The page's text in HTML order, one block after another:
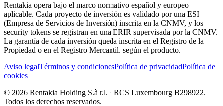
Rentakia opera bajo el marco normativo español y europeo
aplicable. Cada proyecto de inversión es validado por una ESI
(Empresa de Servicios de Inversión) inscrita en la CNMV, y los
security tokens se registran en una ERIR supervisada por la CNMV.
La garantía de cada inversión queda inscrita en el Registro de la
Propiedad o en el Registro Mercantil, según el producto.
Aviso legalTérminos y condicionesPolítica de privacidadPolítica de
cookies
© 2026 Rentakia Holding S.à r.l. · RCS Luxembourg B298922.
Todos los derechos reservados.